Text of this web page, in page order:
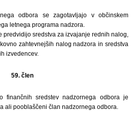
odbora se zagotavljajo v občinskem
letnega programa nadzora.
predvidijo sredstva za izvajanje rednih nalog,
zahtevnejših nalog nadzora in sredstva
izvedencev.
59. člen
finančnih sredstev nadzornega odbora je
ali pooblaščeni član nadzornega odbora.